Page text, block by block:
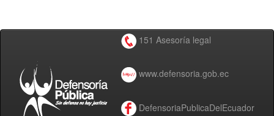
151 Asesoría legal
www.defensoria.gob.ec
DefensoriaPublicaDelEcuador